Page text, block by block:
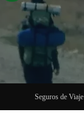
Seguros de Viaje